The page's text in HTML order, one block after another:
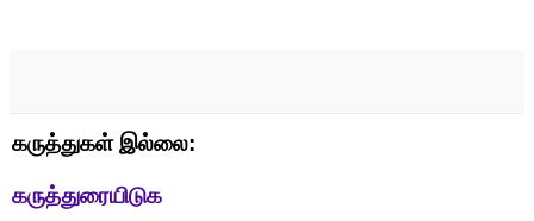
கருத்துகள் இல்லை:
கருத்துரையிடுக